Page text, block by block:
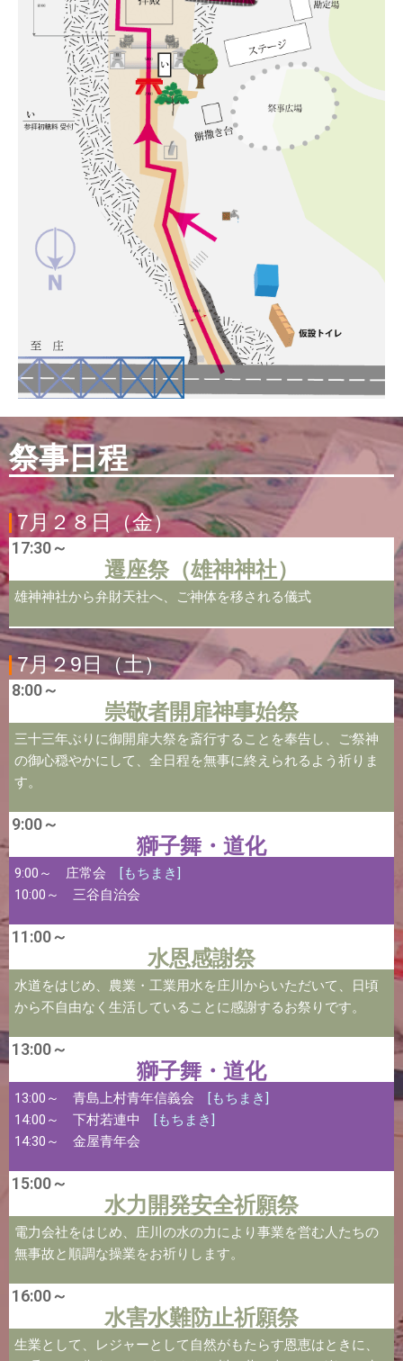
祭事日程
7月２８日（金）
17:30～
遷座祭（雄神神社）
雄神神社から弁財天社へ、ご神体を移される儀式
7月２9日（土）
8:00～
崇敬者開扉神事始祭
三十三年ぶりに御開扉大祭を斎行することを奉告し、ご祭神
の御心穏やかにして、全日程を無事に終えられるよう祈りま
す。
9:00～
獅子舞・道化
9:00～ 庄常会
[もちまき]
10:00～ 三谷自治会
11:00～
水恩感謝祭
水道をはじめ、農業・工業用水を庄川からいただいて、日頃
から不自由なく生活していることに感謝するお祭りです。
13:00～
獅子舞・道化
13:00～ 青島上村青年信義会
[もちまき]
14:00～ 下村若連中
[もちまき]
14:30～ 金屋青年会
15:00～
水力開発安全祈願祭
電力会社をはじめ、庄川の水の力により事業を営む人たちの
無事故と順調な操業をお祈りします。
16:00～
水害水難防止祈願祭
生業として、レジャーとして自然がもたらす恩恵はときに、